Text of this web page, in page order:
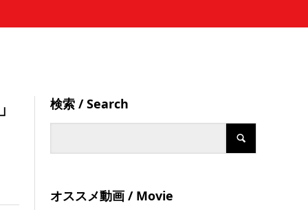
検索 / Search
オススメ動画 / Movie